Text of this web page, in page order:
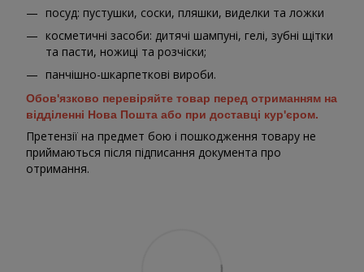
посуд: пустушки, соски, пляшки, виделки та ложки
косметичні засоби: дитячі шампуні, гелі, зубні щітки
та пасти, ножиці та розчіски;
панчішно-шкарпеткові вироби.
Обов'язково перевіряйте товар перед отриманням на
відділенні Нова Пошта або при доставці кур'єром.
Претензії на предмет бою і пошкодження товару не
приймаються після підписання документа про
отримання.